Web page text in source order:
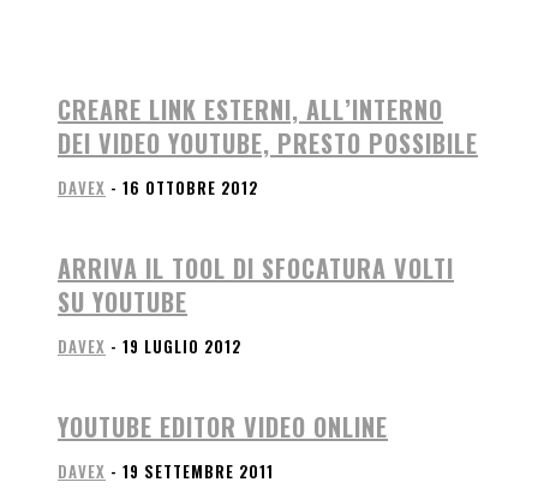
CREARE LINK ESTERNI, ALL’INTERNO
DEI VIDEO YOUTUBE, PRESTO POSSIBILE
DAVEX - 16 OTTOBRE 2012
ARRIVA IL TOOL DI SFOCATURA VOLTI
SU YOUTUBE
DAVEX - 19 LUGLIO 2012
YOUTUBE EDITOR VIDEO ONLINE
DAVEX - 19 SETTEMBRE 2011